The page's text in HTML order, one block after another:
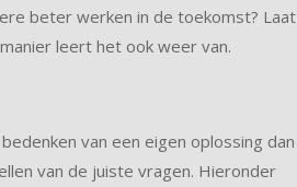
beter werken in de toekomst? Laat
leert het ook weer van.
van een eigen oplossing dan
van de juiste vragen. Hieronder